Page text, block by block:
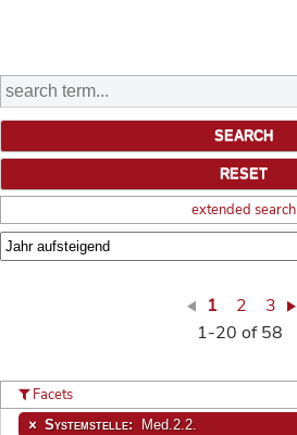
extended search
1 2
3
1-20 of 58
Facets
Systemstelle: Med.2.2.